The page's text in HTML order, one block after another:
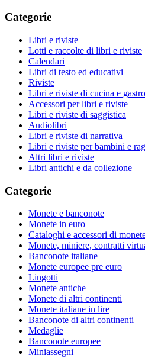
Categorie
Libri e riviste
Lotti e raccolte di libri e riviste
Calendari
Libri di testo ed educativi
Riviste
Libri e riviste di cucina e
Accessori per libri e riviste
Libri e riviste di saggistica
Audiolibri
Libri e riviste di narrativa
Libri e riviste per bambini e
Altri libri e riviste
Libri antichi e da collezione
Categorie
Monete e banconote
Monete in euro
Cataloghi e accessori di
Monete, miniere, contratti
Banconote italiane
Monete europee pre euro
Lingotti
Monete antiche
Monete di altri continenti
Monete italiane in lire
Banconote di altri continenti
Medaglie
Banconote europee
Miniassegni